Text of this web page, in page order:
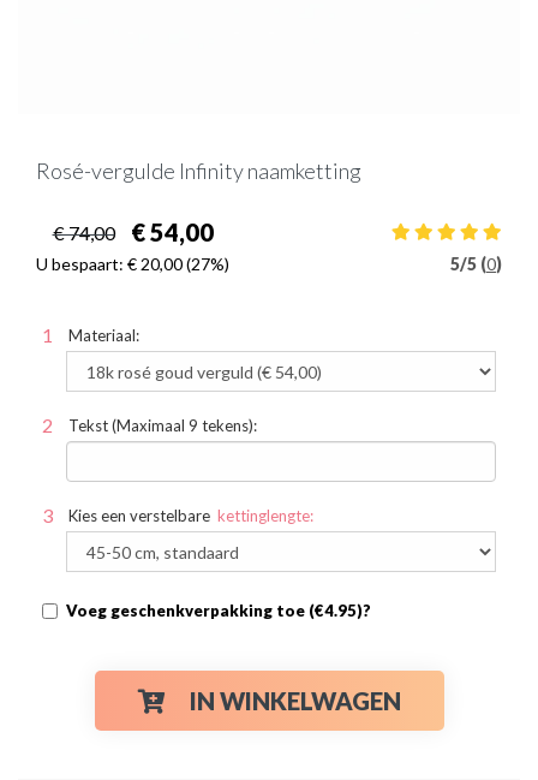
Rosé-vergulde Infinity naamketting
€ 74,00 € 54,00
U bespaart: € 20,00(27%) 5/5 (0)
Materiaal:
Tekst (Maximaal 9 tekens):
Kies een verstelbare kettinglengte:
Voeg geschenkverpakking toe (€4.95)?
IN WINKELWAGEN